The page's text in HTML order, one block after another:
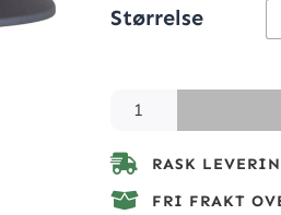
Størrelse
RASK
FRI FRAKT